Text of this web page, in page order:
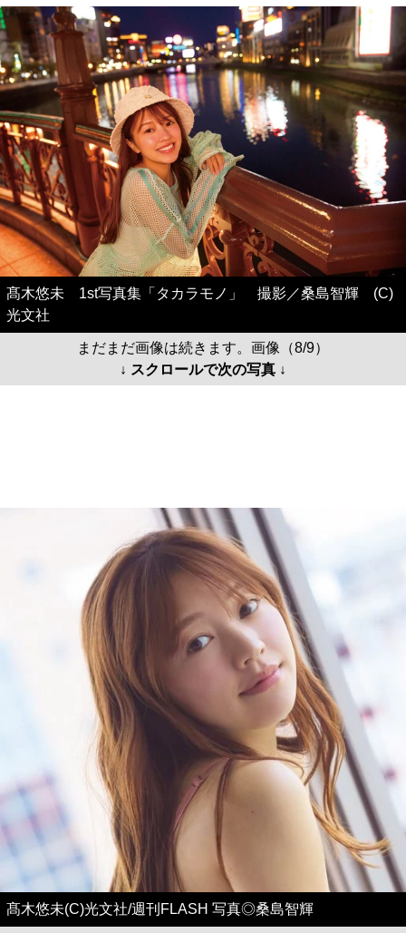
髙木悠未 1st写真集「タカラモノ」 撮影／桑島智輝 (C)
光文社
まだまだ画像は続きます。画像（8/9）
↓ スクロールで次の写真 ↓
髙木悠未(C)光文社/週刊FLASH 写真◎桑島智輝